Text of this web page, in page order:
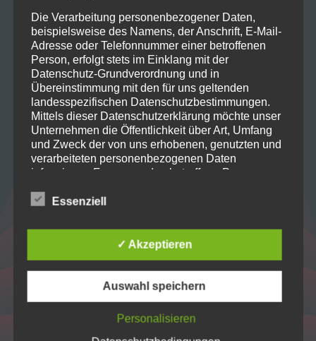
Home
Projekte
Verein
Dramatischer Verein Biberach
Die Verarbeitung personenbezogener Daten,
beispielsweise des Namens, der Anschrift, E-Mail-
Adresse oder Telefonnummer einer betroffenen
Person, erfolgt stets im Einklang mit der
Datenschutz-Grundverordnung und in
Übereinstimmung mit den für uns geltenden
landesspezifischen Datenschutzbestimmungen.
Mittels dieser Datenschutzerklärung möchte unser
Unternehmen die Öffentlichkeit über Art, Umfang
und Zweck der von uns erhobenen, genutzten und
verarbeiteten personenbezogenen Daten
informieren. Ferner werden betroffene Personen
zustehenden Rechte aufgeklärt.
zahlreiche technische und organisatorische
Maßnahmen umgesetzt, um einen möglichst
lückenlosen Schutz der über diese Internetseite
verarbeiteten personenbezogenen Daten
sicherzustellen. Dennoch können Internetbasierte
Sicherheitslücken aufweisen, sodass ein absoluter
Essenziell
✓ Akzeptieren
Auswahl speichern
Personalisieren